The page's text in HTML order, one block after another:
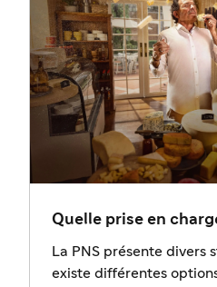
Quelle prise en
La PNS présente divers
existe différentes